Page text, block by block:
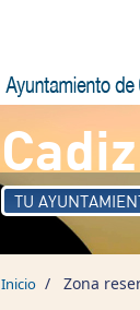
TU
Inicio / Zona